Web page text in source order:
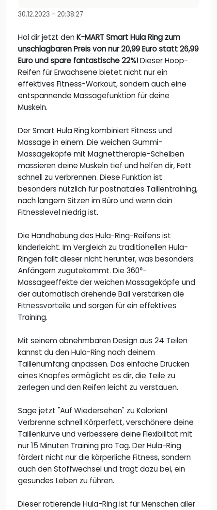
30.12.2023 - 20:38:27
Hol dir jetzt denK-MART Smart Hula Ring zum
unschlagbaren Preis von nur 20,99 Euro statt 26,99
Euro und spare fantastische 22%!Dieser Hoop-
Reifen für Erwachsene bietet nicht nur ein
effektives Fitness-Workout, sondern auch eine
entspannende Massagefunktion für deine
Muskeln.
Der Smart Hula Ring kombiniert Fitness und
Massage in einem. Die weichen Gummi-
Massageköpfe mit Magnettherapie-Scheiben
massieren deine Muskeln tief und helfen dir, Fett
schnell zu verbrennen. Diese Funktion ist
besonders nützlich für postnatales Taillentraining,
nach langem Sitzen im Büro und wenn dein
Fitnesslevel niedrig ist.
Die Handhabung des Hula-Ring-Reifens ist
kinderleicht. Im Vergleich zu traditionellen Hula-
Ringen fällt dieser nicht herunter, was besonders
Anfängern zugutekommt. Die 360°-
Massageeffekte der weichen Massageköpfe und
der automatisch drehende Ball verstärken die
Fitnessvorteile und sorgen für ein effektives
Training.
Mit seinem abnehmbaren Design aus 24 Teilen
kannst du den Hula-Ring nach deinem
Taillenumfang anpassen. Das einfache Drücken
eines Knopfes ermöglicht es dir, die Teile zu
zerlegen und den Reifen leicht zu verstauen.
Sage jetzt "Auf Wiedersehen" zu Kalorien!
Verbrenne schnell Körperfett, verschönere deine
Taillenkurve und verbessere deine Flexibilität mit
nur 15 Minuten Training pro Tag. Der Hula-Ring
fördert nicht nur die körperliche Fitness, sondern
auch den Stoffwechsel und trägt dazu bei, ein
gesundes Leben zu führen.
Dieser rotierende Hula-Ring ist für Menschen aller